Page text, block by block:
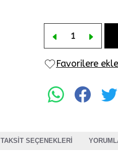
Favorilere ekle
TAKSIT SEÇENEKLERI